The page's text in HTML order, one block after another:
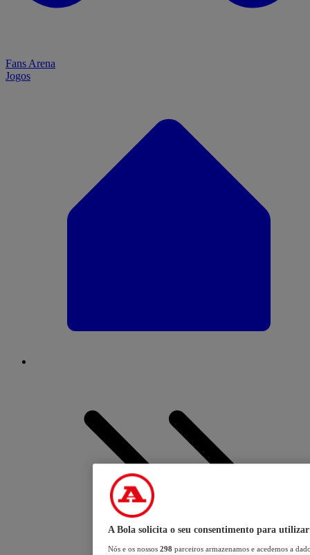
Fans Arena
Jogos
A Bola solicita o seu consentimento para utilizar
Nós e os nossos 298 parceiros armazenamos e acedemos a